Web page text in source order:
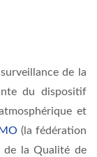
de la
du dispositif
et
(la fédération
de la Qualité de